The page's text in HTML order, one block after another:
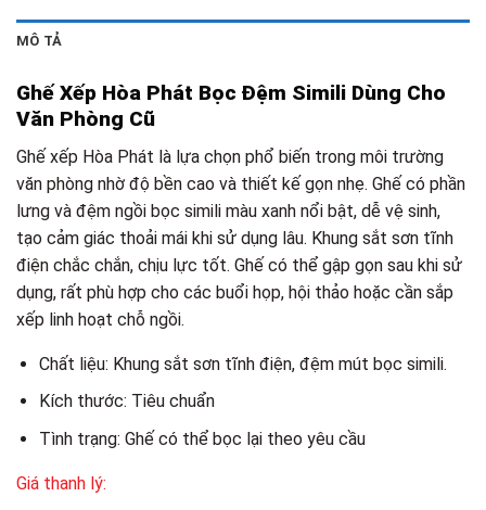
MÔ TẢ
Ghế Xếp Hòa Phát Bọc Đệm Simili Dùng Cho
Văn Phòng Cũ
Ghế xếp Hòa Phát là lựa chọn phổ biến trong môi trường
văn phòng nhờ độ bền cao và thiết kế gọn nhẹ. Ghế có phần
lưng và đệm ngồi bọc simili màu xanh nổi bật, dễ vệ sinh,
tạo cảm giác thoải mái khi sử dụng lâu. Khung sắt sơn tĩnh
điện chắc chắn, chịu lực tốt. Ghế có thể gập gọn sau khi sử
dụng, rất phù hợp cho các buổi họp, hội thảo hoặc cần sắp
xếp linh hoạt chỗ ngồi.
Chất liệu: Khung sắt sơn tĩnh điện, đệm mút bọc simili.
Kích thước: Tiêu chuẩn
Tình trạng: Ghế có thể bọc lại theo yêu cầu
Giá thanh lý: